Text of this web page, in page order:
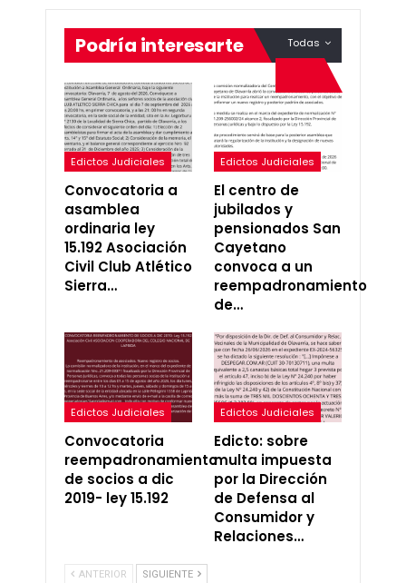
Todas
Podría interesarte
Edictos Judiciales
Convocatoria a
asamblea
ordinaria ley
15.192 Asociación
Civil Club Atlético
Sierra…
Edictos Judiciales
El centro de
jubilados y
pensionados San
Cayetano
convoca a un
reempadronamiento
de…
Edictos Judiciales
Convocatoria
reempadronamiento
de socios a dic
2019- ley 15.192
Edictos Judiciales
Edicto: sobre
multa impuesta
por la Dirección
de Defensa al
Consumidor y
Relaciones…
ANTERIOR SIGUIENTE